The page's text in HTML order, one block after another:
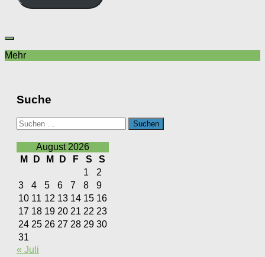
Mehr
Suche
Suchen
nach:
August 2026
M
D M D F S
S
1
2
3
4 5 6 7 8
9
10 11 12 13 14 15 16
17 18 19 20 21 22 23
24 25 26 27 28 29 30
31
« Juli